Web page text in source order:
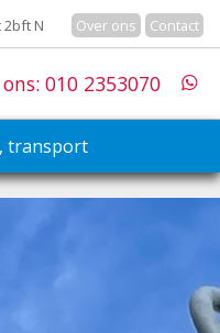
2bft N Over ons Contact
010 2353070
transport